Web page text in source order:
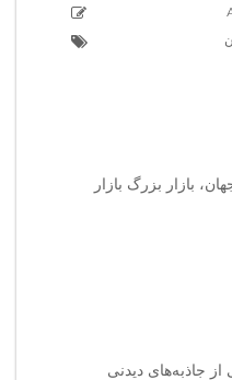
بازار بزرگ بازار
جاذبه‌های دیدنی